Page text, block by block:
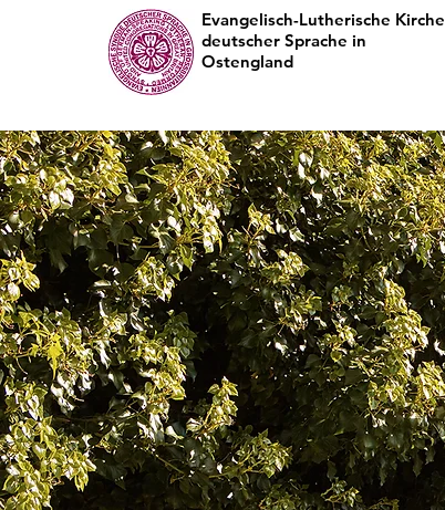
Evangelisch-Lutherische Kirche
deutscher Sprache in
Ostengland